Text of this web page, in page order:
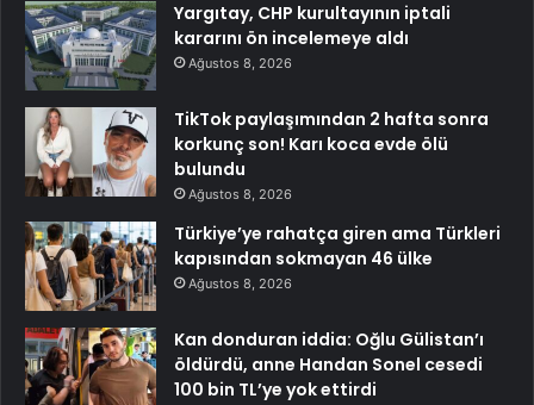
Yargıtay, CHP kurultayının iptali
kararını ön incelemeye aldı
Ağustos 8, 2026
TikTok paylaşımından 2 hafta sonra
korkunç son! Karı koca evde ölü
bulundu
Ağustos 8, 2026
Türkiye’ye rahatça giren ama Türkleri
kapısından sokmayan 46 ülke
Ağustos 8, 2026
Kan donduran iddia: Oğlu Gülistan’ı
öldürdü, anne Handan Sonel cesedi
100 bin TL’ye yok ettirdi